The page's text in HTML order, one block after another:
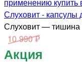
Слуховит - капсулы
Слуховит — тишина
10 990 ₽
Акция